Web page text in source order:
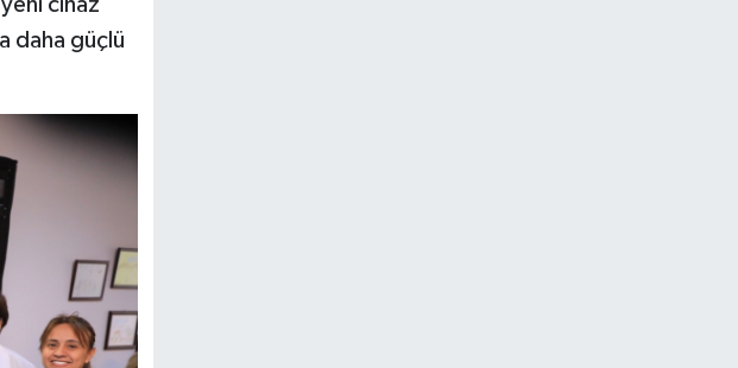
cihaz
daha güçlü